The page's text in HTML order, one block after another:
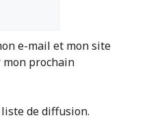
e-mail et mon site
prochain
de diffusion.